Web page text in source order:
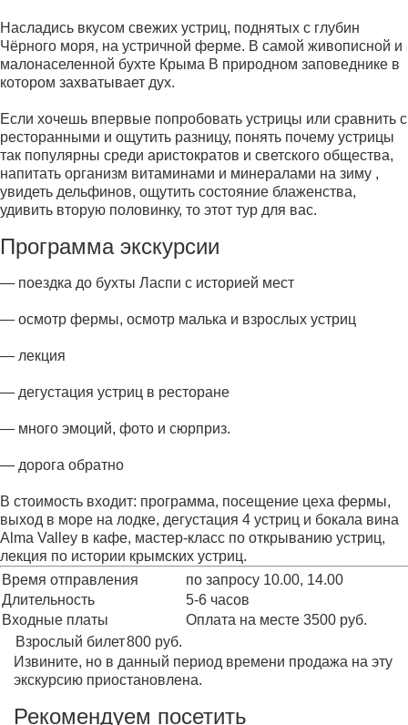
Насладись вкусом свежих устриц, поднятых с глубин
Чёрного моря, на устричной ферме. В самой живописной и
малонаселенной бухте Крыма В природном заповеднике в
котором захватывает дух.
Если хочешь впервые попробовать устрицы или сравнить с
ресторанными и ощутить разницу, понять почему устрицы
так популярны среди аристократов и светского общества,
напитать организм витаминами и минералами на зиму ,
увидеть дельфинов, ощутить состояние блаженства,
удивить вторую половинку, то этот тур для вас.
Программа экскурсии
— поездка до бухты Ласпи с историей мест
— осмотр фермы, осмотр малька и взрослых устриц
— лекция
— дегустация устриц в ресторане
— много эмоций, фото и сюрприз.
— дорога обратно
В стоимость входит: программа, посещение цеха фермы,
выход в море на лодке, дегустация 4 устриц и бокала вина
Alma Valley в кафе, мастер-класс по открыванию устриц,
лекция по истории крымских устриц.
Время отправления
по запросу 10.00, 14.00
Длительность
5-6 часов
Входные платы
Оплата на месте 3500 руб.
Взрослый билет800 руб.
Извините, но в данный период времени продажа на эту
экскурсию приостановлена.
Рекомендуем посетить